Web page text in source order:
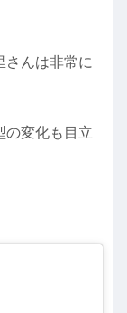
さんは非常に
の変化も目立